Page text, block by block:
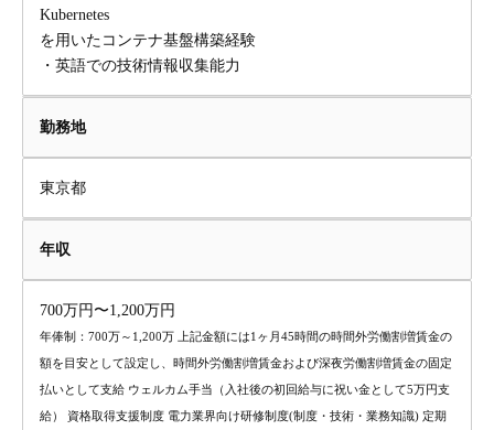
Kubernetes
を用いたコンテナ基盤構築経験
・英語での技術情報収集能力
勤務地
東京都
年収
700万円〜1,200万円
年俸制：700万～1,200万 上記金額には1ヶ月45時間の時間外労働割増賃金の
額を目安として設定し、時間外労働割増賃金および深夜労働割増賃金の固定
払いとして支給 ウェルカム手当（入社後の初回給与に祝い金として5万円支
給） 資格取得支援制度 電力業界向け研修制度(制度・技術・業務知識) 定期